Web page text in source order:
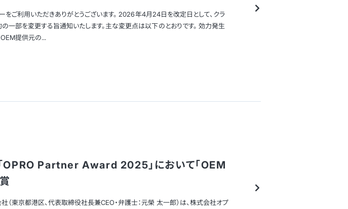
をご利用いただきありがとうございます。 2026年4月24日を改定日として、クラ
一部を変更する旨通知いたします。主な変更点は以下のとおりです。 効力発生
提供元の...
「OPRO Partner Award 2025」において「OEM
東京都港区、代表取締役社長兼CEO・弁護士：元榮 太一郎）は、株式会社オプ